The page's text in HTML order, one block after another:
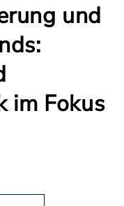
und
im Fokus